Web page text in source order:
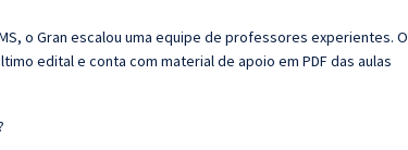
o Gran escalou uma equipe de professores experientes. O
edital e conta com material de apoio em PDF das aulas